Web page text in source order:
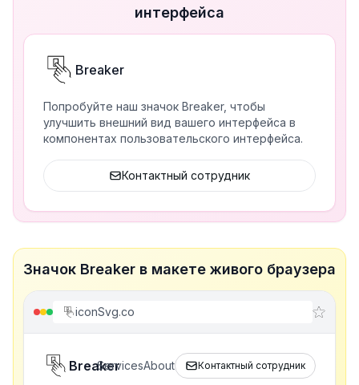
интерфейса
Breaker
Попробуйте наш значок Breaker, чтобы
улучшить внешний вид вашего интерфейса в
компонентах пользовательского интерфейса.
Контактный сотрудник
Значок Breaker в макете живого браузера
iconSvg.co
BreakerServicesAbout Контактный сотрудник